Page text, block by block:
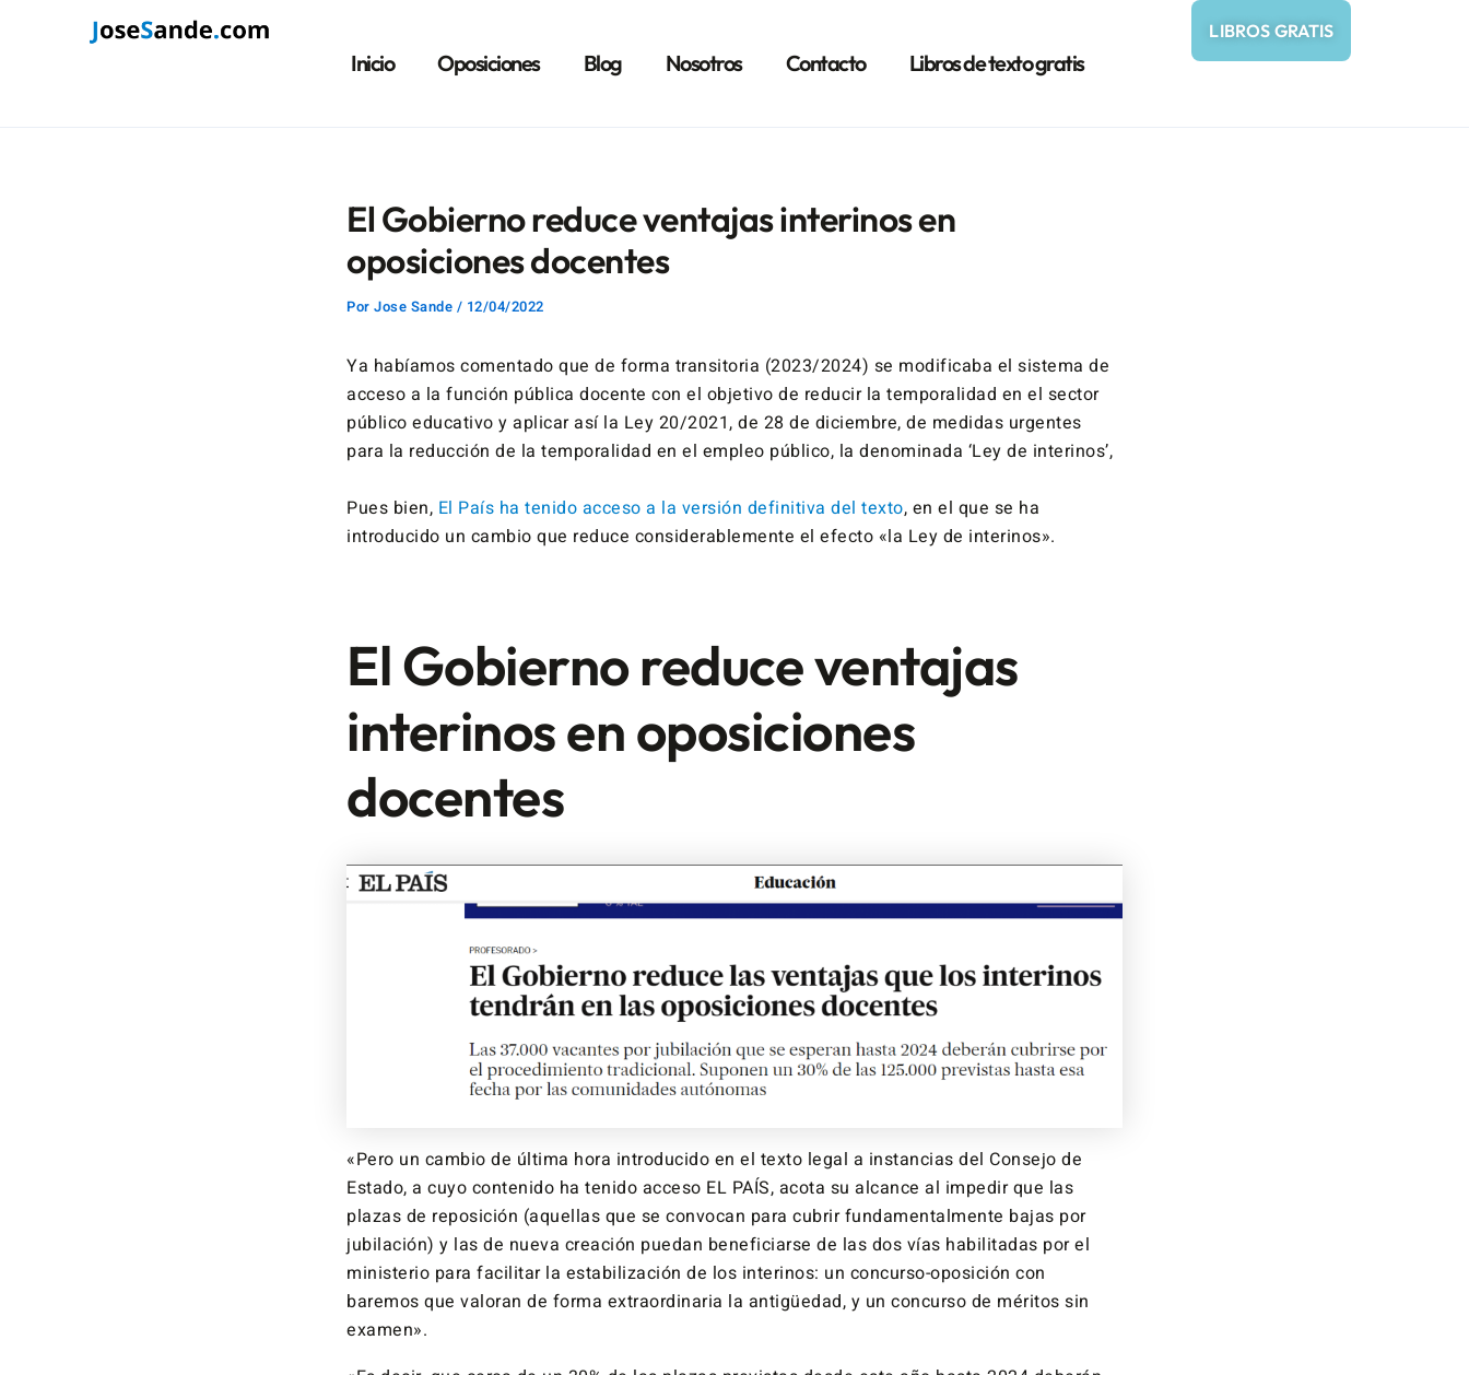
Inicio Oposiciones Blog Nosotros Contacto Libros de texto gratis
LIBROS GRATIS
El Gobierno reduce ventajas interinos en
oposiciones docentes
Por Jose Sande / 12/04/2022
Ya habíamos comentado que de forma transitoria (2023/2024) se modificaba el sistema de
acceso a la función pública docente con el objetivo de reducir la temporalidad en el sector
público educativo y aplicar así la Ley 20/2021, de 28 de diciembre, de medidas urgentes
para la reducción de la temporalidad en el empleo público, la denominada ‘Ley de interinos’,
Pues bien, El País ha tenido acceso a la versión definitiva del texto, en el que se ha
introducido un cambio que reduce considerablemente el efecto «la Ley de interinos».
El Gobierno reduce ventajas
interinos en oposiciones
docentes
«Pero un cambio de última hora introducido en el texto legal a instancias del Consejo de
Estado, a cuyo contenido ha tenido acceso EL PAÍS, acota su alcance al impedir que las
plazas de reposición (aquellas que se convocan para cubrir fundamentalmente bajas por
jubilación) y las de nueva creación puedan beneficiarse de las dos vías habilitadas por el
ministerio para facilitar la estabilización de los interinos: un concurso-oposición con
baremos que valoran de forma extraordinaria la antigüedad, y un concurso de méritos sin
examen».
entradas